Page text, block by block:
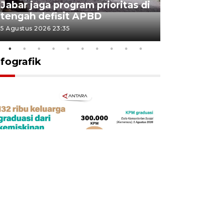
Jabar jaga program prioritas di
tengah defisit APBD
5 Agustus 2026 23:35